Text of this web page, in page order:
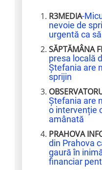
R3MEDIA-
nevoie de
urgentă ca
SĂPTĂMÂNA
presa locală
Ștefania are
sprijin
Ștefania are
o intervenție
amânată
PRAHOVA
din Prahova
gaură în
financiar